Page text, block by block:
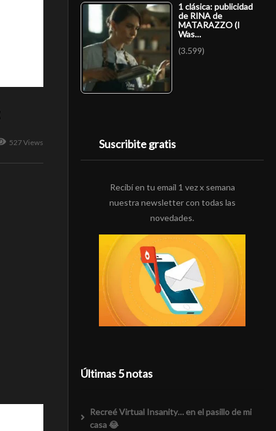
527 Views
1 clásica: publicidad
de RINA de
MATARAZZO (I
Was…
(3.599)
Suscribite gratis
Recibí en tu email 1 vez x semana
nuestra newsletter con todas las
novedades.
Últimas 5 notas
Recreé Virtual Insanity… en el pasillo de mi
casa 😂